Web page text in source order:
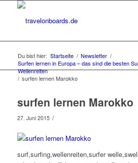
Du bist hier: Startseite / Newsletter /
Surfen lernen in Europa – das sind die besten
Wellenreiten
/ surfen lernen Marokko
surfen lernen Marokko
27. Juni 2015 /
surf,surfing,wellenreiten,surfer